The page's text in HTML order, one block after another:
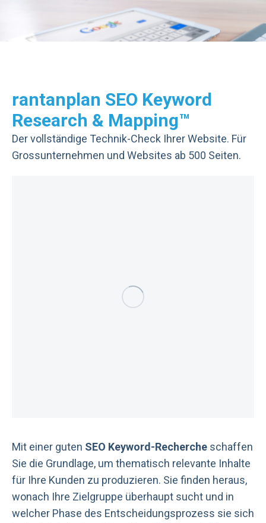
rantanplan SEO Keyword
Research & Mapping™
Der vollständige Technik-Check Ihrer Website. Für
Grossunternehmen und Websites ab 500 Seiten.
Mit einer guten SEO Keyword-Recherche schaffen
Sie die Grundlage, um thematisch relevante Inhalte
für Ihre Kunden zu produzieren. Sie finden heraus,
wonach Ihre Zielgruppe überhaupt sucht und in
welcher Phase des Entscheidungsprozess sie sich